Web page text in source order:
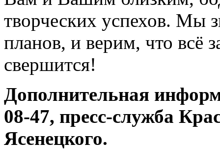
творческих успехов. Мы
планов, и верим, что всё
свершится!
Дополнительная
08-47, пресс-служба
Ясенецкого.